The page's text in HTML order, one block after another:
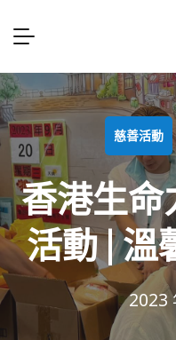
慈善活動
香港生命
活動 | 溫
2023